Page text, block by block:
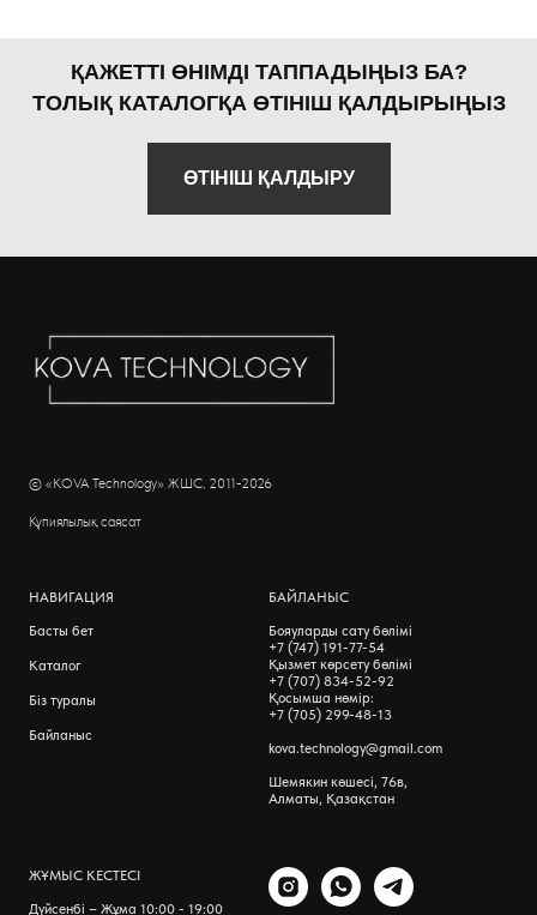
ҚАЖЕТТІ ӨНІМДІ ТАППАДЫҢЫЗ БА?
ТОЛЫҚ КАТАЛОГҚА ӨТІНІШ ҚАЛДЫРЫҢЫЗ
ӨТІНІШ ҚАЛДЫРУ
© «KOVA Technology» ЖШС, 2011-2026
Қүпиялылық саясат
НАВИГАЦИЯ
Басты бет
Каталог
Біз туралы
Байланыс
БАЙЛАНЫC
Бояуларды сату бөлімі
+7 (747) 191-77-54
Қызмет көрсету бөлімі
+7 (707) 834-52-92
Қосымша нөмір:
+7 (705) 299-48-13
kova.technology@gmail.com
Шемякин көшесі, 76в,
Алматы, Қазақстан
ЖҰМЫС КЕСТЕСІ
Дүйсенбі – Жұма 10:00 - 19:00